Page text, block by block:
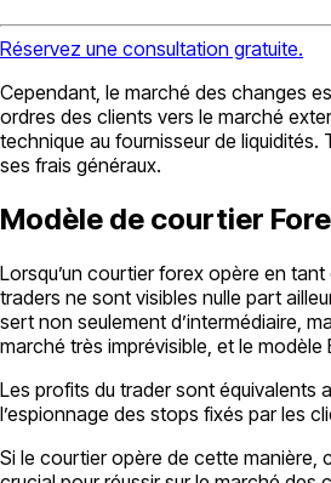
Réservez une consultation gratuite.
Cependant, le marché des changes
ordres des clients vers le marché
technique au fournisseur de
ses frais généraux.
Modèle de courtier
Lorsqu’un courtier forex opère en
traders ne sont visibles nulle part
sert non seulement d’intermédiaire,
marché très imprévisible, et le
Les profits du trader sont équivalents
l’espionnage des stops fixés par les
Si le courtier opère de cette manière,